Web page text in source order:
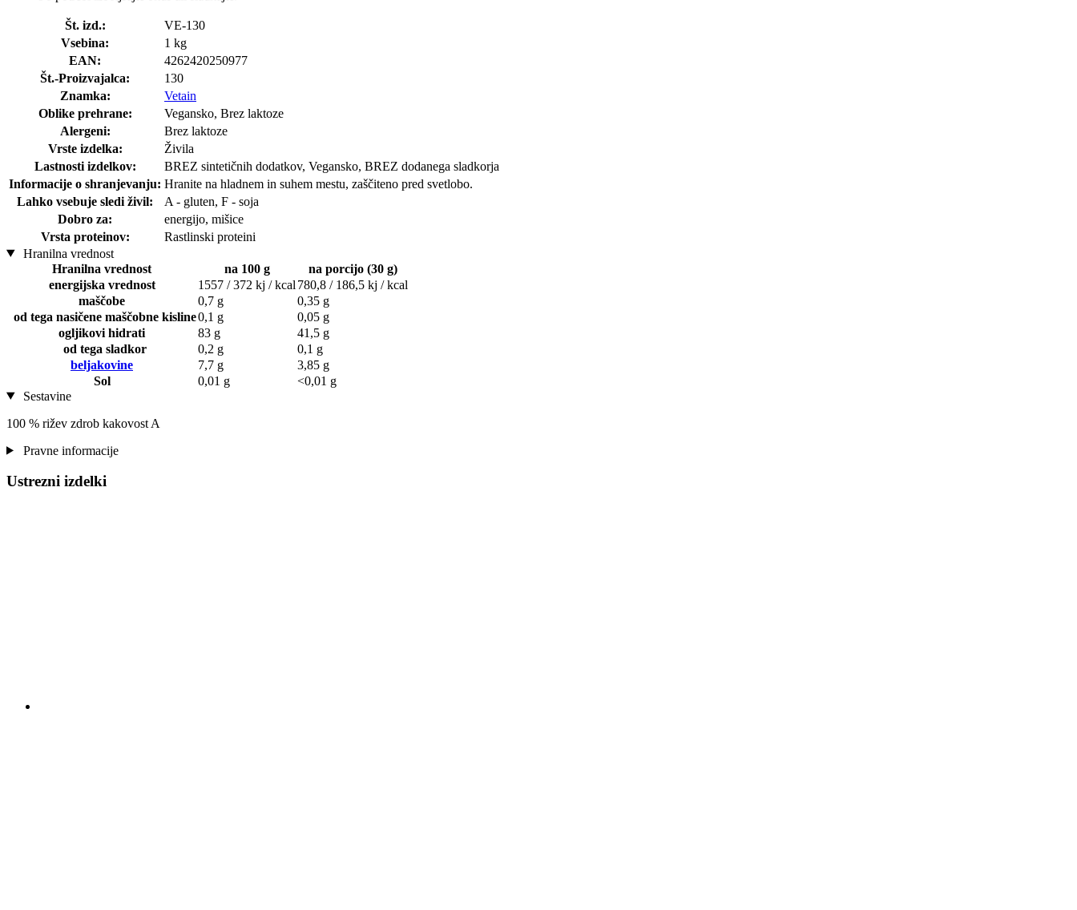
Št. izd.:
VE-130
Vsebina:
1 kg
EAN:
4262420250977
Št.-Proizvajalca:
130
Znamka:
Vetain
Oblike prehrane:
Vegansko, Brez laktoze
Alergeni:
Brez laktoze
Vrste izdelka:
Živila
Lastnosti izdelkov:
BREZ sintetičnih dodatkov, Vegansko, BREZ dodanega sladkorja
Informacije o shranjevanju: Hranite na hladnem in suhem mestu, zaščiteno pred svetlobo.
Lahko vsebuje sledi živil:
A - gluten, F - soja
Dobro za:
energijo, mišice
Vrsta proteinov:
Rastlinski proteini
Hranilna vrednost
Hranilna vrednost
na 100 g
na porcijo (30 g)
energijska vrednost
1557 / 372 kj / kcal 780,8 / 186,5 kj / kcal
maščobe
0,7 g
0,35 g
od tega nasičene maščobne kisline0,1 g
0,05 g
ogljikovi hidrati
83 g
41,5 g
od tega sladkor
0,2 g
0,1 g
beljakovine
7,7 g
3,85 g
Sol
0,01 g
<0,01 g
Sestavine
100 % rižev zdrob kakovost A
Pravne informacije
Ustrezni izdelki